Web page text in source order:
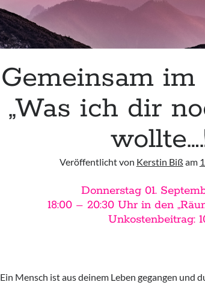
Gemeinsam im
„Was ich dir
Veröffentlicht von Kerstin Biß am
Donnerstag 01.
18:00 – 20:30 Uhr in den
Unkostenbeitrag:
Ein Mensch ist aus deinem Leben gegangen und